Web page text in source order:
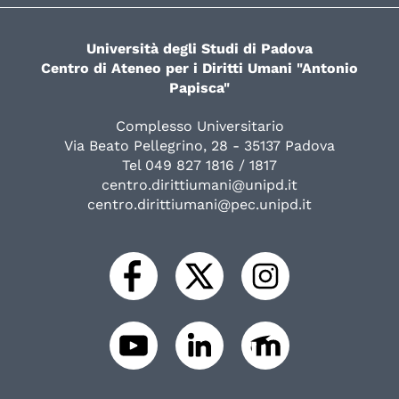
Università degli Studi di Padova
Centro di Ateneo per i Diritti Umani "Antonio
Papisca"
Complesso Universitario
Via Beato Pellegrino, 28 - 35137 Padova
Tel 049 827 1816 / 1817
centro.dirittiumani@unipd.it
centro.dirittiumani@pec.unipd.it